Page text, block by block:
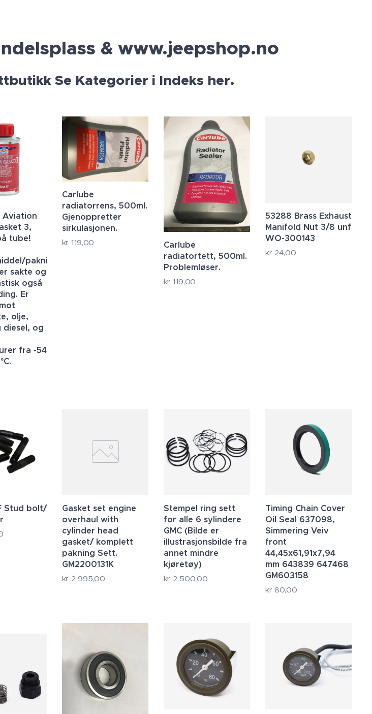
& www.jeepshop.no
Se Kategorier i Indeks her.
Aviation
3,
tube!
pakningslim
sakte og
også
Er
olje,
diesel, og
fra -54
Carlube
radiatorrens, 500ml.
Gjenoppretter
sirkulasjonen.
kr 119,00
Carlube
radiatortett, 500ml.
Problemløser.
kr 119,00
53288 Brass Exhaust
Manifold Nut 3/8 unf
WO-300143
kr 24,00
Stud bolt/
Gasket set engine
overhaul with
cylinder head
gasket/ komplett
pakning Sett.
GM2200131K
kr 2 995,00
Stempel ring sett
for alle 6 sylindere
GMC (Bilde er
illustrasjonsbilde fra
annet mindre
kjøretøy)
kr 2 500,00
Timing Chain Cover
Oil Seal 637098,
Simmering Veiv
front
44,45x61,91x7,94
mm 643839 647468
GM603158
kr 80,00